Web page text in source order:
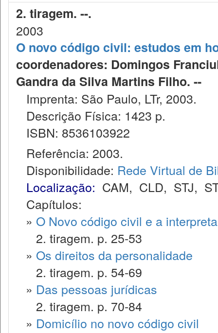
2. tiragem. --.
2003
O novo código civil: estudos em
coordenadores: Domingos
Gandra da Silva Martins Filho. --
Imprenta: São Paulo, LTr, 2003.
Descrição Física: 1423 p.
ISBN: 8536103922
Referência: 2003.
Disponibilidade: Rede Virtual de
Localização: CAM, CLD, STJ,
Capítulos:
» O Novo código civil e a
2. tiragem. p. 25-53
» Os direitos da personalidade
2. tiragem. p. 54-69
» Das pessoas jurídicas
2. tiragem. p. 70-84
» Domicílio no novo código civil